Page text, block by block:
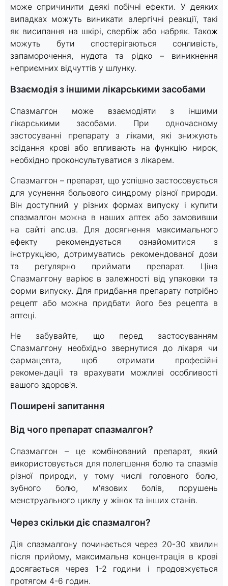
може спричинити деякі побічні ефекти. У деяких
випадках можуть виникати алергічні реакції, такі
як висипання на шкірі, свербіж або набряк. Також
можуть бути спостерігаються сонливість,
запаморочення, нудота та рідко – виникнення
неприємних відчуттів у шлунку.
Взаємодія з іншими лікарськими засобами
Спазмалгон може взаємодіяти з іншими
лікарськими засобами. При одночасному
застосуванні препарату з ліками, які знижують
зсідання крові або впливають на функцію нирок,
необхідно проконсультуватися з лікарем.
Спазмалгон – препарат, що успішно застосовується
для усунення больового синдрому різної природи.
Він доступний у різних формах випуску і купити
спазмалгон можна в наших аптек або замовивши
на сайті anc.ua. Для досягнення максимального
ефекту рекомендується ознайомитися з
інструкцією, дотримуватись рекомендованої дози
та регулярно приймати препарат. Ціна
Спазмалгону варіює в залежності від упаковки та
форми випуску. Для придбання препарату потрібно
рецепт або можна придбати його без рецепта в
аптеці.
Не забувайте, що перед застосуванням
Спазмалгону необхідно звернутися до лікаря чи
фармацевта, щоб отримати професійні
рекомендації та врахувати можливі особливості
вашого здоров'я.
Поширені запитання
Від чого препарат спазмалгон?
Спазмалгон – це комбінований препарат, який
використовується для полегшення болю та спазмів
різної природи, у тому числі головного болю,
зубного болю, м'язових болів, порушень
менструального циклу у жінок та інших станів.
Через скільки діє спазмалгон?
Дія спазмалгону починається через 20-30 хвилин
після прийому, максимальна концентрація в крові
досягається через 1-2 години і продовжується
протягом 4-6 годин.